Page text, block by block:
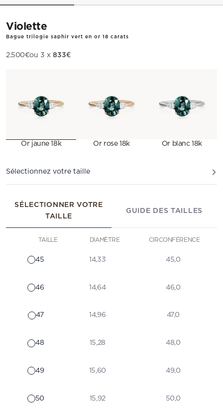
Violette
Bague trilogie saphir vert en or 18 carats
Prix de vente
2.500€ou 3 x833€
Or jaune 18k Or rose 18k Or blanc 18k
Sélectionnez votre taille
SÉLECTIONNER VOTRE
TAILLE
GUIDE DES TAILLES
TAILLE DIAMÈTRE CIRCONFÉRENCE
45 14,33 45,0
46 14,64 46,0
47 14,96 47,0
48 15,28 48,0
49 15,60 49,0
50 15,92 50,0